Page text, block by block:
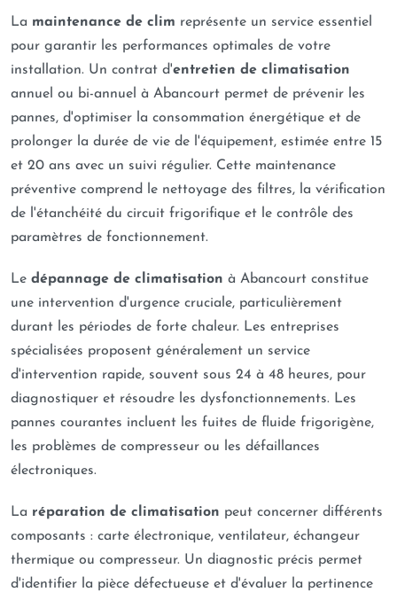
La maintenance de clim représente un service essentiel
pour garantir les performances optimales de votre
installation. Un contrat d'entretien de climatisation
annuel ou bi-annuel à Abancourt permet de prévenir les
pannes, d'optimiser la consommation énergétique et de
prolonger la durée de vie de l'équipement, estimée entre 15
et 20 ans avec un suivi régulier. Cette maintenance
préventive comprend le nettoyage des filtres, la vérification
de l'étanchéité du circuit frigorifique et le contrôle des
paramètres de fonctionnement.
Le dépannage de climatisation à Abancourt constitue
une intervention d'urgence cruciale, particulièrement
durant les périodes de forte chaleur. Les entreprises
spécialisées proposent généralement un service
d'intervention rapide, souvent sous 24 à 48 heures, pour
diagnostiquer et résoudre les dysfonctionnements. Les
pannes courantes incluent les fuites de fluide frigorigène,
les problèmes de compresseur ou les défaillances
électroniques.
La réparation de climatisation peut concerner différents
composants : carte électronique, ventilateur, échangeur
thermique ou compresseur. Un diagnostic précis permet
d'identifier la pièce défectueuse et d'évaluer la pertinence